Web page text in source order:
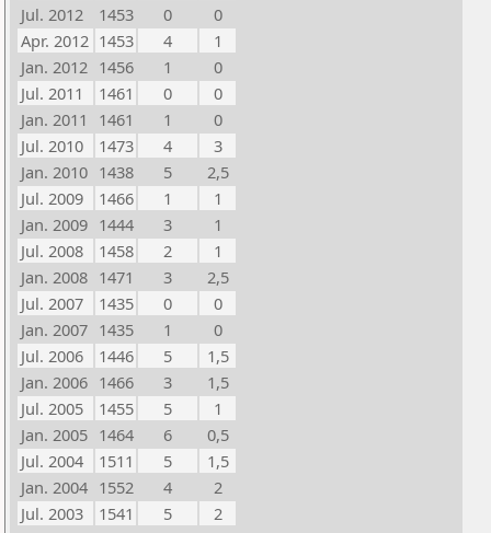
Jul. 2012
1453 0
0
Apr. 2012 1453 4
1
Jan. 2012 1456 1
0
Jul. 2011
1461 0
0
Jan. 2011
1461 1
0
Jul. 2010
1473 4
3
Jan. 2010 1438 5
2,5
Jul. 2009
1466 1
1
Jan. 2009 1444 3
1
Jul. 2008
1458 2
1
Jan. 2008 1471 3
2,5
Jul. 2007
1435 0
0
Jan. 2007 1435 1
0
Jul. 2006
1446 5
1,5
Jan. 2006 1466 3
1,5
Jul. 2005
1455 5
1
Jan. 2005 1464 6
0,5
Jul. 2004
1511 5
1,5
Jan. 2004 1552 4
2
Jul. 2003
1541 5
2